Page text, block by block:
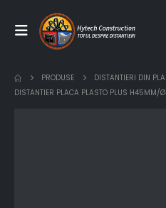
PRODUSE
DISTANTIERI DIN
DISTANTIER PLACA PLASTO PLUS H45MM/